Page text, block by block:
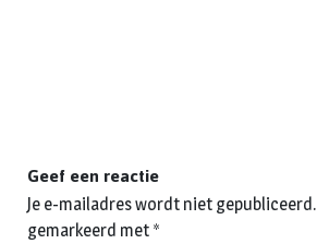
Geef een reactie
Je e-mailadres wordt niet gepubliceerd.
gemarkeerd met *